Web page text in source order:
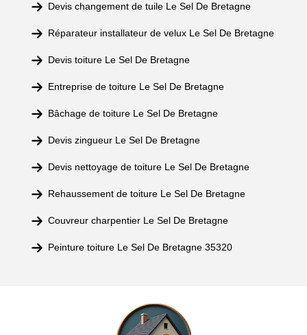
Devis changement de tuile Le Sel De Bretagne
Réparateur installateur de velux Le Sel De Bretagne
Devis toiture Le Sel De Bretagne
Entreprise de toiture Le Sel De Bretagne
Bâchage de toiture Le Sel De Bretagne
Devis zingueur Le Sel De Bretagne
Devis nettoyage de toiture Le Sel De Bretagne
Rehaussement de toiture Le Sel De Bretagne
Couvreur charpentier Le Sel De Bretagne
Peinture toiture Le Sel De Bretagne 35320